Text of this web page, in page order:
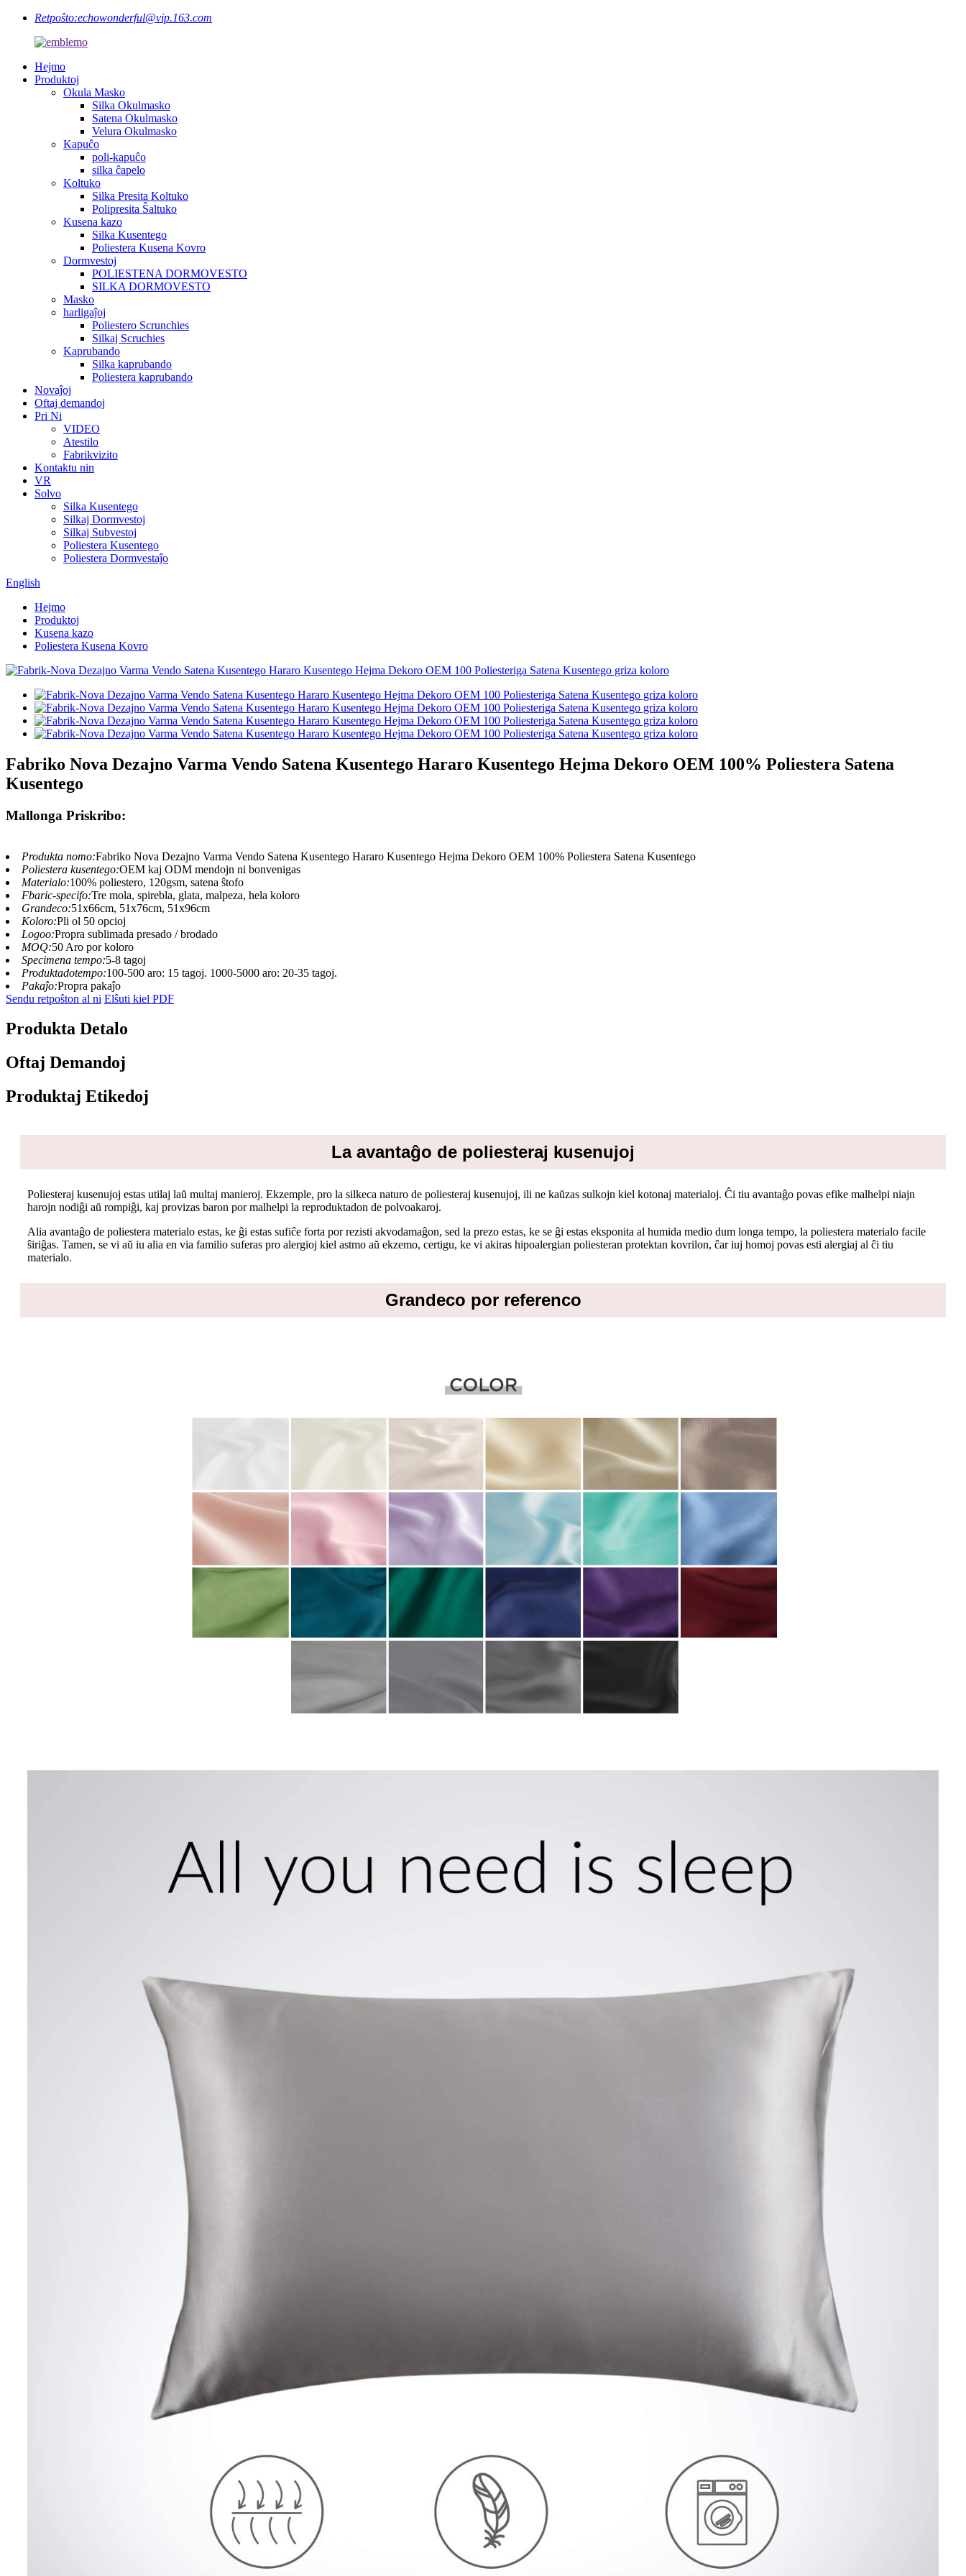
Retpoŝto:echowonderful@vip.163.com
Hejmo
Produktoj
Okula Masko
Silka Okulmasko
Satena Okulmasko
Velura Okulmasko
Kapuĉo
poli-kapuĉo
silka ĉapelo
Koltuko
Silka Presita Koltuko
Polipresita Ŝaltuko
Kusena kazo
Silka Kusentego
Poliestera Kusena Kovro
Dormvestoj
POLIESTENA DORMOVESTO
SILKA DORMOVESTO
Masko
harligaĵoj
Poliestero Scrunchies
Silkaj Scruchies
Kaprubando
Silka kaprubando
Poliestera kaprubando
Novaĵoj
Oftaj demandoj
Pri Ni
VIDEO
Atestilo
Fabrikvizito
Kontaktu nin
VR
Solvo
Silka Kusentego
Silkaj Dormvestoj
Silkaj Subvestoj
Poliestera Kusentego
Poliestera Dormvestaĵo
English
Hejmo
Produktoj
Kusena kazo
Poliestera Kusena Kovro
Fabriko Nova Dezajno Varma Vendo Satena Kusentego Hararo Kusentego Hejma Dekoro OEM 100% Poliestera Satena
Kusentego
Mallonga Priskribo:
Produkta nomo:Fabriko Nova Dezajno Varma Vendo Satena Kusentego Hararo Kusentego Hejma Dekoro OEM 100% Poliestera Satena Kusentego
Poliestera kusentego:OEM kaj ODM mendojn ni bonvenigas
Materialo:100% poliestero, 120gsm, satena ŝtofo
Fbaric-specifo:Tre mola, spirebla, glata, malpeza, hela koloro
Grandeco:51x66cm, 51x76cm, 51x96cm
Koloro:Pli ol 50 opcioj
Logoo:Propra sublimada presado / brodado
MOQ:50 Aro por koloro
Specimena tempo:5-8 tagoj
Produktadotempo:100-500 aro: 15 tagoj. 1000-5000 aro: 20-35 tagoj.
Pakaĵo:Propra pakaĵo
Sendu retpoŝton al ni Elŝuti kiel PDF
Produkta Detalo
Oftaj Demandoj
Produktaj Etikedoj
La avantaĝo de poliesteraj kusenujoj
Poliesteraj kusenujoj estas utilaj laŭ multaj manieroj. Ekzemple, pro la silkeca naturo de poliesteraj kusenujoj, ili ne kaŭzas sulkojn kiel kotonaj materialoj. Ĉi tiu avantaĝo povas efike malhelpi niajn
harojn nodiĝi aŭ rompiĝi, kaj provizas baron por malhelpi la reproduktadon de polvoakaroj.
Alia avantaĝo de poliestera materialo estas, ke ĝi estas sufiĉe forta por rezisti akvodamaĝon, sed la prezo estas, ke se ĝi estas eksponita al humida medio dum longa tempo, la poliestera materialo facile
ŝiriĝas. Tamen, se vi aŭ iu alia en via familio suferas pro alergioj kiel astmo aŭ ekzemo, certigu, ke vi akiras hipoalergian poliesteran protektan kovrilon, ĉar iuj homoj povas esti alergiaj al ĉi tiu
materialo.
Grandeco por referenco